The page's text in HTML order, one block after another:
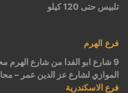
تلبيس حتى 120 كيلو
فرع الهرم
9 شارع ابو الفدا من شارع
الموازي لشارع عز الدين عمر –
فرع الاسكندرية